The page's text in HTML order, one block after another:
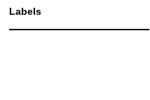
Labels